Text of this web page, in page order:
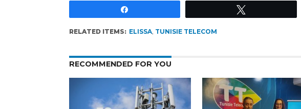
RELATED ITEMS: ELISSA, TUNISIE TELECOM
RECOMMENDED FOR YOU